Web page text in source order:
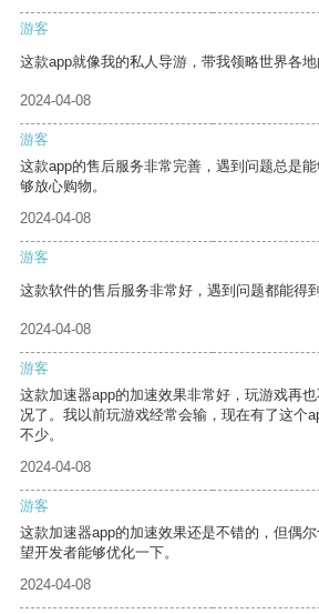
游客
这款app就像我的私人导游，带我领略世界各地
2024-04-08
游客
这款app的售后服务非常完善，遇到问题总是
够放心购物。
2024-04-08
游客
这款软件的售后服务非常好，遇到问题都能得
2024-04-08
游客
这款加速器app的加速效果非常好，玩游戏再
况了。我以前玩游戏经常会输，现在有了这个
不少。
2024-04-08
游客
这款加速器app的加速效果还是不错的，但偶
望开发者能够优化一下。
2024-04-08